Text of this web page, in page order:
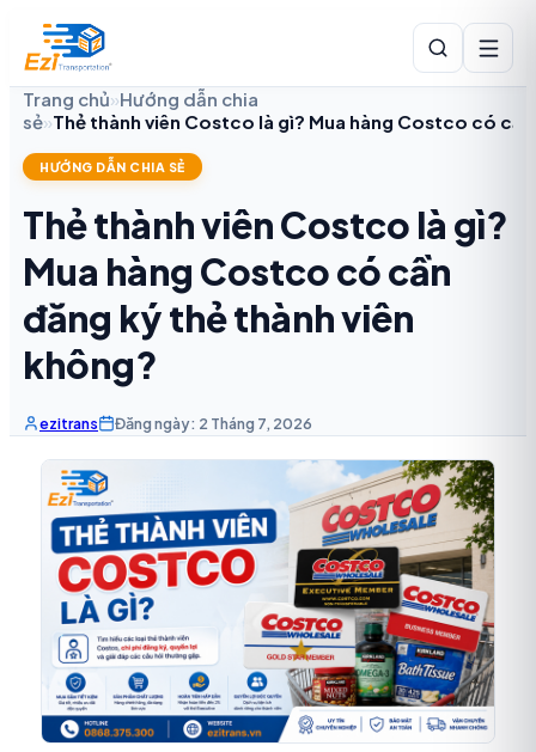
Trang chủ»Hướng dẫn chia
sẻ»Thẻ thành viên Costco là gì? Mua hàng Costco có
HƯỚNG DẪN CHIA SẺ
Thẻ thành viên Costco là gì?
Mua hàng Costco có cần
đăng ký thẻ thành viên
không?
ezitrans Đăng ngày: 2 Tháng 7, 2026